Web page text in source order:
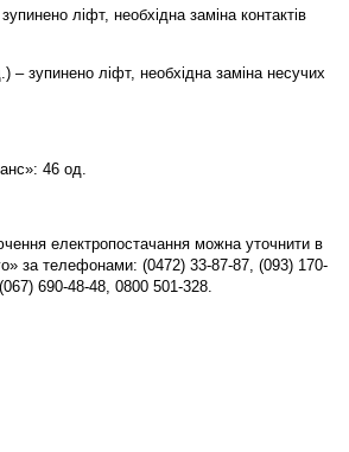
ліфт, необхідна заміна контактів
– зупинено ліфт, необхідна заміна несучих
46 од.
електропостачання можна уточнити в
за телефонами: (0472) 33-87-87, (093) 170-
690-48-48, 0800 501-328.